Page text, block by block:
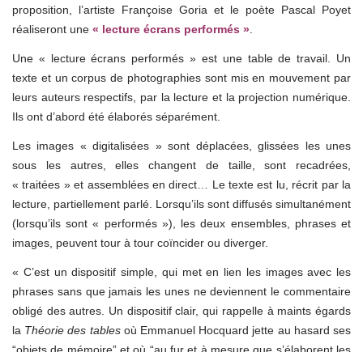
proposition, l’artiste Françoise Goria et le poète Pascal Poyet
réaliseront une « lecture écrans performés »
Une « lecture écrans performés » est une table de travail. Un
texte et un corpus de photographies sont mis en mouvement par
leurs auteurs respectifs, par la lecture et la projection numérique.
Ils ont d’abord été élaborés séparément.
Les images « digitalisées » sont déplacées, glissées les unes
sous les autres, elles changent de taille, sont recadrées,
« traitées » et assemblées en direct… Le texte est lu, récrit par la
lecture, partiellement parlé. Lorsqu’ils sont diffusés simultanément
(lorsqu’ils sont « performés »), les deux ensembles, phrases et
images, peuvent tour à tour coïncider ou diverger.
« C’est un dispositif simple, qui met en lien les images avec les
phrases sans que jamais les unes ne deviennent le commentaire
obligé des autres. Un dispositif clair, qui rappelle à maints égards
la Théorie des tablesoù Emmanuel Hocquard jette au hasard ses